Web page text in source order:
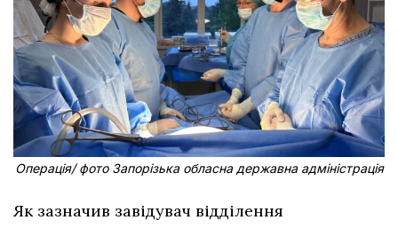
Операція/ фото Запорізька обласна державна адміністрація
Як зазначив завідувач відділення